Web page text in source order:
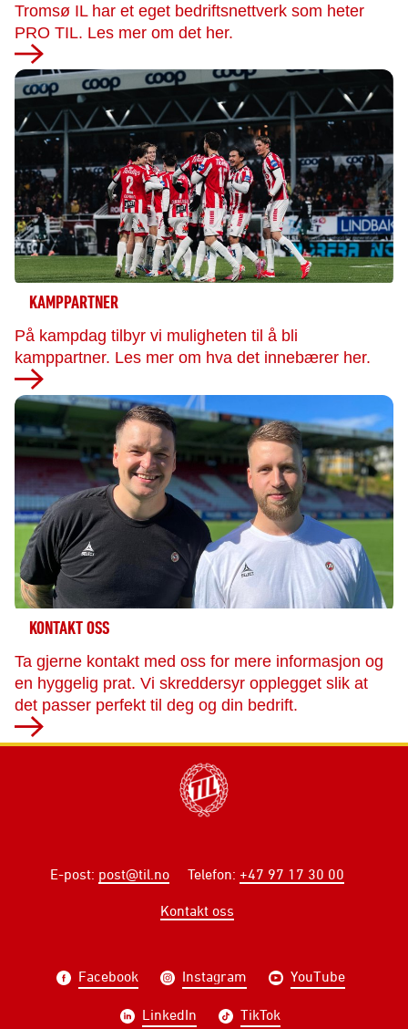
Tromsø IL har et eget bedriftsnettverk som heter
PRO TIL. Les mer om det her.
KAMPPARTNER
På kampdag tilbyr vi muligheten til å bli
kamppartner. Les mer om hva det innebærer her.
KONTAKT OSS
Ta gjerne kontakt med oss for mere informasjon og
en hyggelig prat. Vi skreddersyr opplegget slik at
det passer perfekt til deg og din bedrift.
E-post: post@til.no Telefon: +47 97 17 30 00
Kontakt oss
Facebook Instagram YouTube
LinkedIn TikTok